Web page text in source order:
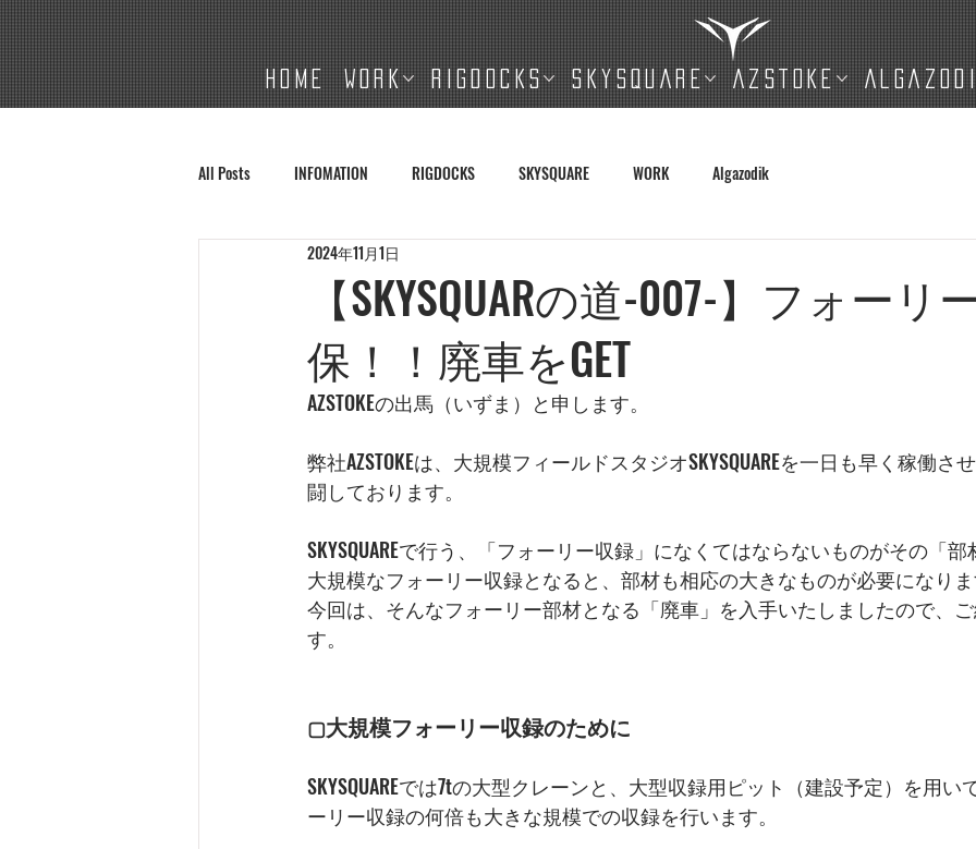
HOME WORK RIGDOCKS SKYSQUARE AZSTOKE
All Posts INFOMATION RIGDOCKS SKYSQUARE WORK Algazodik
【SKYSQUARの道-007-】フォーリ
保！！廃車をGET
2024年11月1日
AZSTOKEの出馬（いずま）と申します。
弊社AZSTOKEは、大規模フィールドスタジオSKYSQUAREを一日も早く稼働さ
闘しております。
SKYSQUAREで行う、「フォーリー収録」になくてはならないものがその「部
大規模なフォーリー収録となると、部材も相応の大きなものが必要になりま
今回は、そんなフォーリー部材となる「廃車」を入手いたしましたので、
す。
▢大規模フォーリー収録のために
SKYSQUAREでは7tの大型クレーンと、大型収録用ピット（建設予定）を用い
ーリー収録の何倍も大きな規模での収録を行います。